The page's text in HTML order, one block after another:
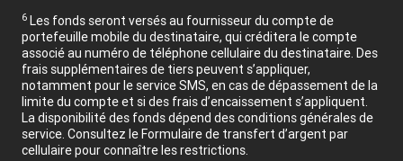
6 Les fonds seront versés au fournisseur du compte de
portefeuille mobile du destinataire, qui créditera le compte
associé au numéro de téléphone cellulaire du destinataire. Des
frais supplémentaires de tiers peuvent s’appliquer,
notamment pour le service SMS, en cas de dépassement de la
limite du compte et si des frais d’encaissement s’appliquent.
La disponibilité des fonds dépend des conditions générales de
service. Consultez le Formulaire de transfert d’argent par
cellulaire pour connaître les restrictions.